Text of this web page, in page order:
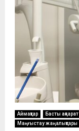
Аймақтар Басты ақпарат
Маңғыстау жаңалықтары